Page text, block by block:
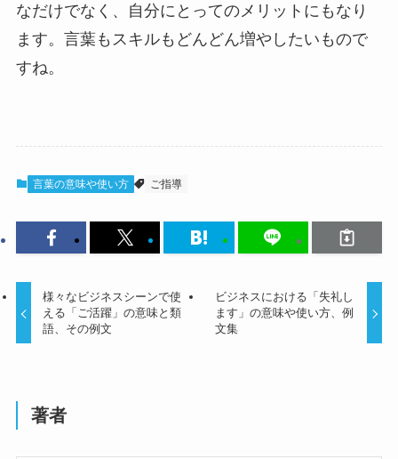
なだけでなく、自分にとってのメリットにもなり
ます。言葉もスキルもどんどん増やしたいもので
すね。
言葉の意味や使い方 ご指導
様々なビジネスシーンで使
える「ご活躍」の意味と類
語、その例文
ビジネスにおける「失礼し
ます」の意味や使い方、例
文集
著者